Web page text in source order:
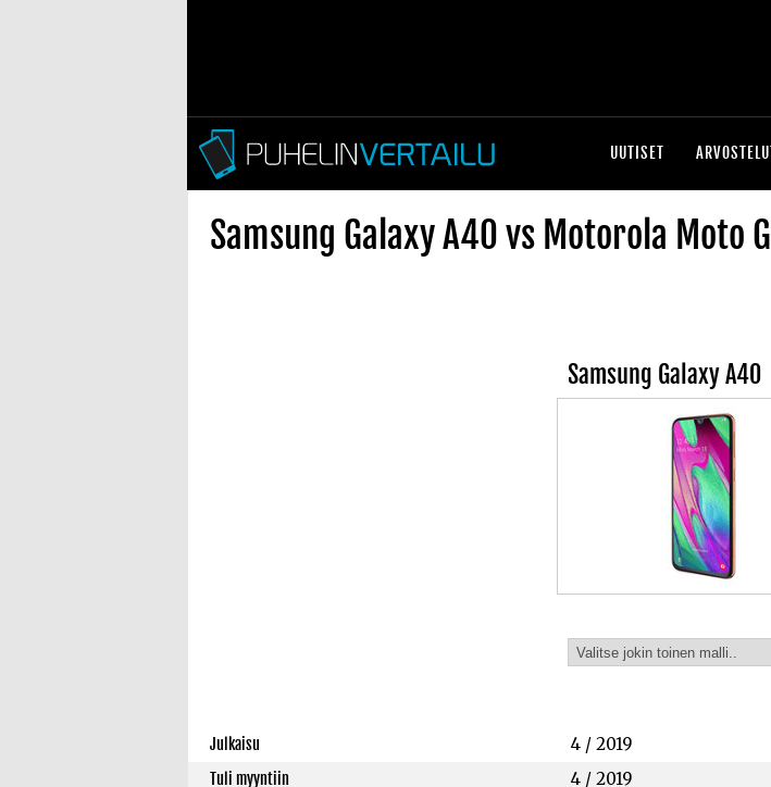
UUTISET
Samsung Galaxy A40 vs Motorola
Samsung Galaxy A40
Julkaisu 4 / 2019
Tuli myyntiin 4 / 2019